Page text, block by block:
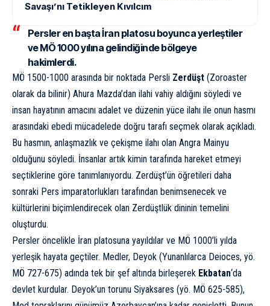
Savaşı’nı Tetikleyen Kıvılcım
Persler en başta İran platosu boyunca yerleştiler
ve MÖ 1000 yılına gelindiğinde bölgeye
hakimlerdi.
MÖ 1500-1000 arasında bir noktada Persli Zerdüşt (Zoroaster
olarak da bilinir) Ahura Mazda’dan ilahi vahiy aldığını söyledi ve
insan hayatının amacını adalet ve düzenin yüce ilahı ile onun hasmı
arasındaki ebedi mücadelede doğru tarafı seçmek olarak açıkladı.
Bu hasmın, anlaşmazlık ve çekişme ilahı olan Angra Mainyu
olduğunu söyledi. İnsanlar artık kimin tarafında hareket etmeyi
seçtiklerine göre tanımlanıyordu. Zerdüşt’ün öğretileri daha
sonraki Pers imparatorlukları tarafından benimsenecek ve
kültürlerini biçimlendirecek olan Zerdüştlük dininin temelini
oluşturdu.
Persler öncelikle İran platosuna yayıldılar ve MÖ 1000’li yılda
yerleşik hayata geçtiler. Medler, Deyok (Yunanlılarca Deioces, yö.
MÖ 727-675) adında tek bir şef altında birleşerek Ekbatan‘da
devlet kurdular. Deyok’un torunu Siyaksares (yö. MÖ 625-585),